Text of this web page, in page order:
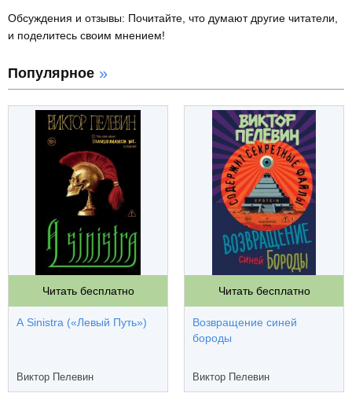
Обсуждения и отзывы: Почитайте, что думают другие читатели,
и поделитесь своим мнением!
Популярное
Читать бесплатно
A Sinistra («Левый Путь»)
Виктор Пелевин
Читать бесплатно
Возвращение синей
бороды
Виктор Пелевин